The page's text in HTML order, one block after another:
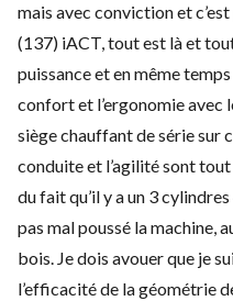
mais avec conviction et
(137) iACT, tout est là et
puissance et en même
confort et l’ergonomie avec
siège chauffant de série sur
conduite et l’agilité sont
du fait qu’il y a un 3
pas mal poussé la machine,
bois. Je dois avouer que je
l’efficacité de la géométrie